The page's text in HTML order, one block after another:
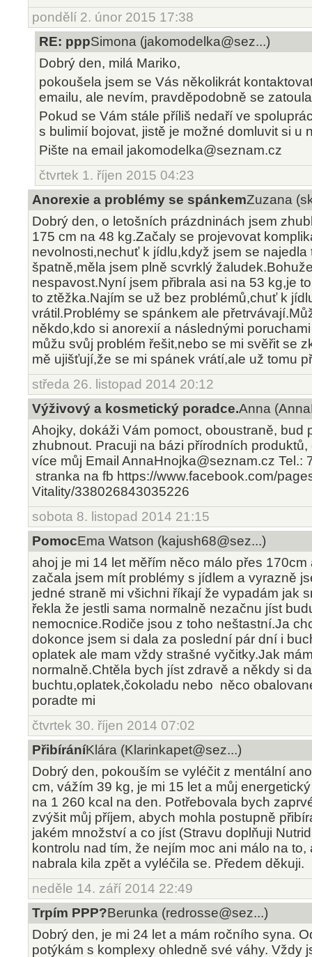
pondělí 2. únor 2015 17:38
RE: pppSimona (jakomodelka@sez...)
Dobrý den, milá Mariko,
pokoušela jsem se Vás několikrát
emailu, ale nevím, pravděpodobně se
Pokud se Vám stále příliš nedaří ve
s bulimií bojovat, jistě je možné domluvit si u
Pište na email jakomodelka@seznam.cz
čtvrtek 1. říjen 2015 04:23
Anorexie a problémy se spánkemZuzana
Dobrý den, o letošních prázdninách jsem
175 cm na 48 kg.Začaly se projevovat
nevolnosti,nechuť k jídlu,když jsem se najedla
špatně,měla jsem plně scvrklý
nespavost.Nyní jsem přibrala asi na 53 kg,je
to ztěžka.Najím se už bez problémů,chuť k
vrátil.Problémy se spánkem ale
někdo,kdo si anorexií a následnými
můžu svůj problém řešit,nebo se mi svěřit se
mě ujišťují,že se mi spánek vrátí,ale už tomu
středa 26. listopad 2014 20:12
Výživový a kosmetický poradce.Anna
Ahojky, dokáži Vám pomoct, oboustraně, bud
zhubnout. Pracuji na bázi přírodních
více můj Email AnnaHnojka@seznam.cz Tel.:
stranka na fb https://www.facebook.com/
Vitality/338026843035226
sobota 8. listopad 2014 21:15
PomocEma Watson (kajush68@sez...)
ahoj je mi 14 let měřím něco málo přes
začala jsem mít problémy s jídlem a vyrazně
jedné straně mi všichni říkají že vypadám jak
řekla že jestli sama normalně nezačnu jíst
nemocnice.Rodiče jsou z toho neštastní.Ja
dokonce jsem si dala za poslední pár dní i
oplatek ale mam vždy strašné vyčitky.Jak
normalně.Chtěla bych jíst zdravě a někdy si
buchtu,oplatek,čokoladu nebo něco
poradte mi
čtvrtek 30. říjen 2014 07:02
PřibíráníKlára (Klarinkapet@sez...)
Dobrý den, pokouším se vyléčit z mentální
cm, vážím 39 kg, je mi 15 let a můj
na 1 260 kcal na den. Potřebovala bych
zvýšit můj příjem, abych mohla postupně
jakém množství a co jíst (Stravu doplňuji
kontrolu nad tím, že nejím moc ani málo na
nabrala kila zpět a vyléčila se. Předem děkuji.
neděle 14. září 2014 22:49
Trpím PPP?Berunka (redrosse@sez...)
Dobrý den, je mi 24 let a mám ročního syna.
potýkám s komplexy ohledně své váhy. Vždy